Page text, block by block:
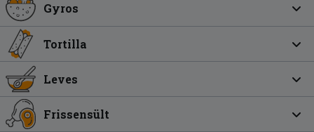
Gyros
Tortilla
Leves
Frissensült